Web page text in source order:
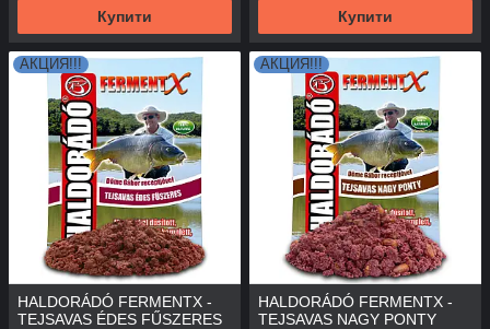
Купити Купити
АКЦИЯ!!!
HALDORÁDÓ FERMENTX -
TEJSAVAS ÉDES FŰSZERES
АКЦИЯ!!!
HALDORÁDÓ FERMENTX -
TEJSAVAS NAGY PONTY